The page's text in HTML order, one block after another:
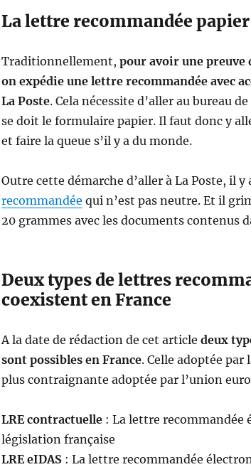
La lettre recommandée
Traditionnellement, pour avoir une preuve
on expédie une lettre recommandée avec
La Poste. Cela nécessite d’aller au bureau
se doit le formulaire papier. Il faut donc y
et faire la queue s’il y a du monde.
Outre cette démarche d’aller à La Poste, il y
recommandée qui n’est pas neutre. Et il
20 grammes avec les documents contenus
Deux types de lettres
coexistent en France
A la date de rédaction de cet article deux
sont possibles en France. Celle adoptée
plus contraignante adoptée par l’union
LRE contractuelle: La lettre recommandée
législation française
LRE eIDAS: La lettre recommandée